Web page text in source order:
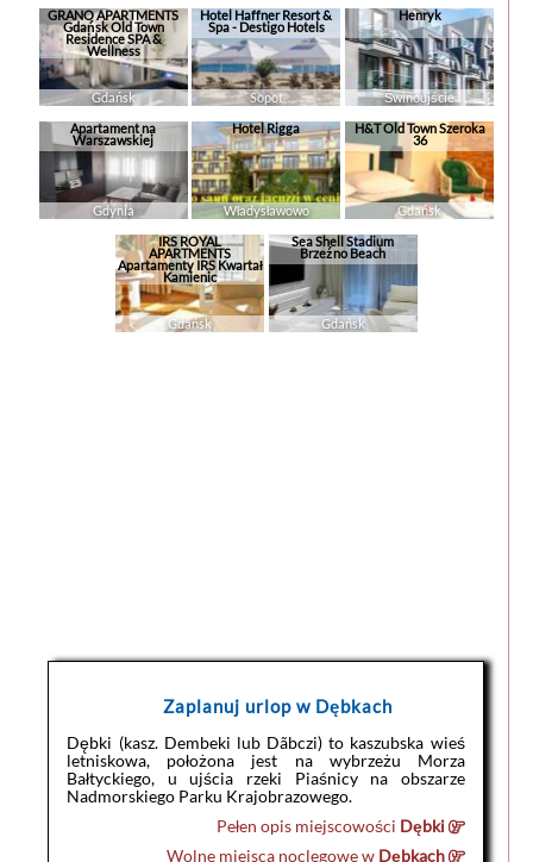
GRANO APARTMENTS
Gdańsk Old Town
Residence SPA &
Wellness
Gdańsk
Hotel Haffner Resort &
Spa - Destigo Hotels
Sopot
Henryk
Świnoujście
Apartament na
Warszawskiej
Gdynia
Hotel Rigga
Władysławowo
H&T Old Town Szeroka
36
Gdańsk
IRS ROYAL
APARTMENTS
Apartamenty IRS Kwartał
Kamienic
Gdańsk
Sea Shell Stadium
Brzeźno Beach
Gdańsk
Zaplanuj urlop w Dębkach
Dębki (kasz. Dembeki lub Dãbczi) to kaszubska wieś
letniskowa, położona jest na wybrzeżu Morza
Bałtyckiego, u ujścia rzeki Piaśnicy na obszarze
Nadmorskiego Parku Krajobrazowego.
Pełen opis miejscowości Dębki
Wolne miejsca noclegowe w Dębkach